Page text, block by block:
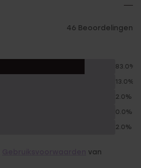
46 Beoordelingen
83.0%
13.0%
2.0%
0.0%
2.0%
van